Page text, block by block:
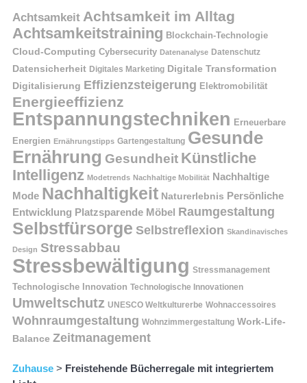
Achtsamkeit Achtsamkeit im Alltag
Achtsamkeitstraining Blockchain-Technologie
Cloud-Computing Cybersecurity Datenanalyse Datenschutz
Datensicherheit Digitales Marketing Digitale Transformation
Digitalisierung Effizienzsteigerung Elektromobilität
Energieeffizienz
Entspannungstechniken Erneuerbare
Energien Ernährungstipps Gartengestaltung Gesunde
Ernährung Gesundheit Künstliche
Intelligenz Modetrends Nachhaltige Mobilität Nachhaltige
Mode Nachhaltigkeit Naturerlebnis Persönliche
Entwicklung Platzsparende Möbel Raumgestaltung
Selbstfürsorge Selbstreflexion Skandinavisches
Design Stressabbau
Stressbewältigung Stressmanagement
Technologische Innovation Technologische Innovationen
Umweltschutz UNESCO Weltkulturerbe Wohnaccessoires
Wohnraumgestaltung Wohnzimmergestaltung Work-Life-
Balance Zeitmanagement
Zuhause > Freistehende Bücherregale mit integriertem